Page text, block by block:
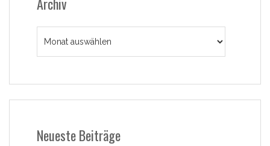
Archiv
Neueste Beiträge